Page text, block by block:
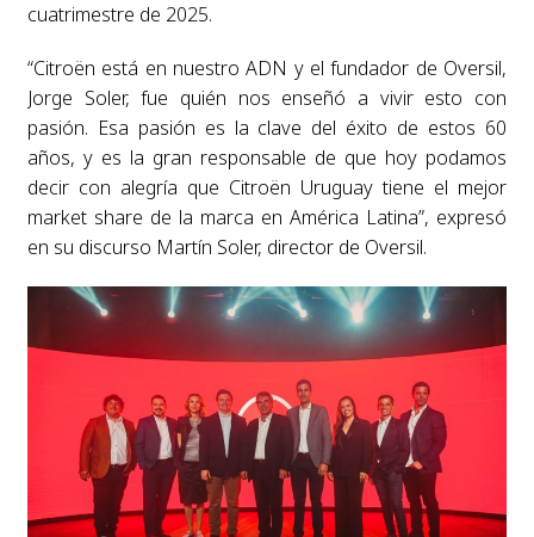
cuatrimestre de 2025.
“Citroën está en nuestro ADN y el fundador de Oversil,
Jorge Soler, fue quién nos enseñó a vivir esto con
pasión. Esa pasión es la clave del éxito de estos 60
años, y es la gran responsable de que hoy podamos
decir con alegría que Citroën Uruguay tiene el mejor
market share de la marca en América Latina”, expresó
en su discurso Martín Soler, director de Oversil.